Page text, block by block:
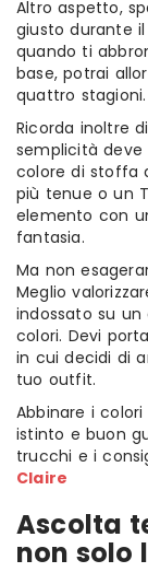
Altro aspetto,
giusto durante
quando ti
base, potrai
quattro stagioni.
Ricorda inoltre
semplicità
colore di stoffa
più tenue o un
elemento con
fantasia.
Ma non
Meglio
indossato su
colori. Devi
in cui decidi di
tuo outfit.
Abbinare i
istinto e buon
trucchi e i
Claire
Ascolta
non solo